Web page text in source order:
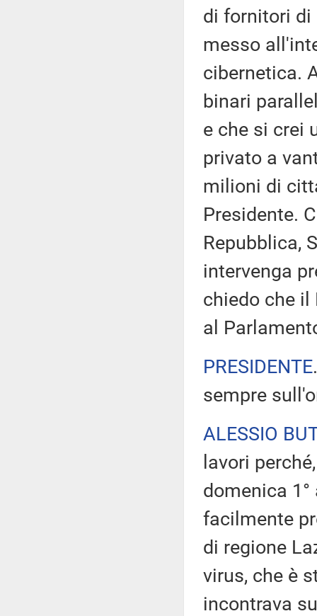
di fornitori di
messo
cibernetica.
binari
e che si crei
privato a
milioni di
Presidente.
Repubblica,
intervenga
chiedo che il
al
PRESIDENTE
sempre
ALESSIO
lavori
domenica
facilmente
di regione
virus, che è
incontrava